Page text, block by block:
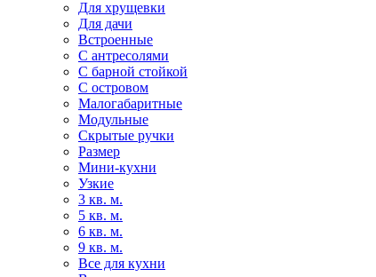
Для хрущевки
Для дачи
Встроенные
С антресолями
С барной стойкой
С островом
Малогабаритные
Модульные
Скрытые ручки
Размер
Мини-кухни
Узкие
3 кв. м.
5 кв. м.
6 кв. м.
9 кв. м.
Все для кухни